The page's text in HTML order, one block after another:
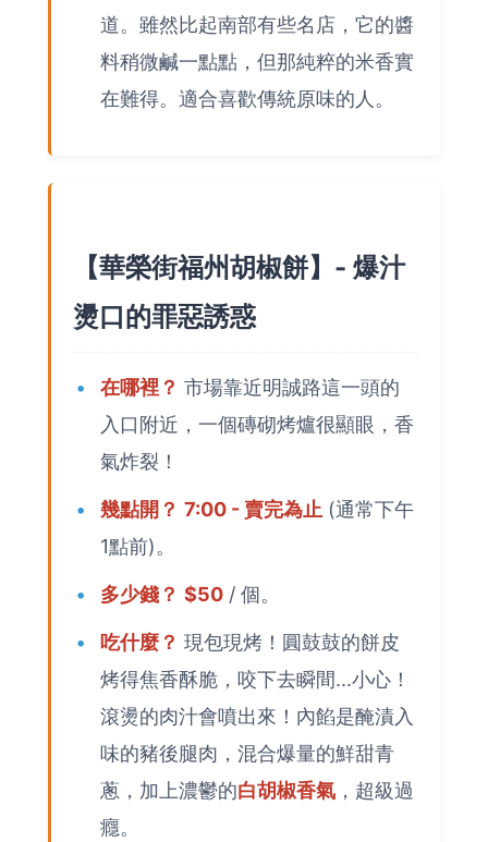
道。雖然比起南部有些名店，它的醬
料稍微鹹一點點，但那純粹的米香實
在難得。適合喜歡傳統原味的人。
【華榮街福州胡椒餅】- 爆汁
燙口的罪惡誘惑
在哪裡？ 市場靠近明誠路這一頭的
入口附近，一個磚砌烤爐很顯眼，香
氣炸裂！
幾點開？ 7:00 - 賣完為止 (通常下午
1點前)。
多少錢？ $50 / 個。
吃什麼？ 現包現烤！圓鼓鼓的餅皮
烤得焦香酥脆，咬下去瞬間...小心！
滾燙的肉汁會噴出來！內餡是醃漬入
味的豬後腿肉，混合爆量的鮮甜青
蔥，加上濃鬱的白胡椒香氣 ，超級過
癮。